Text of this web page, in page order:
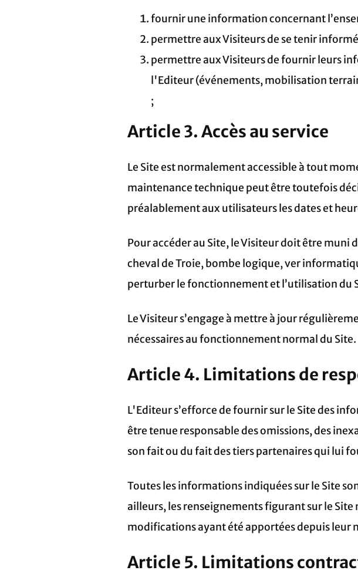
fournir une information concernant
permettre aux Visiteurs de se tenir
permettre aux Visiteurs de fournir leurs
l'Editeur (événements, mobilisation
;
Article 3. Accès au service
Le Site est normalement accessible à tout
maintenance technique peut être toutefois
préalablement aux utilisateurs les dates et
Pour accéder au Site, le Visiteur doit être
cheval de Troie, bombe logique, ver
perturber le fonctionnement et l’utilisation du
Le Visiteur s’engage à mettre à jour
nécessaires au fonctionnement normal du Site.
Article 4. Limitations de
L'Editeur s’efforce de fournir sur le Site des
être tenue responsable des omissions, des
son fait ou du fait des tiers partenaires qui lui
Toutes les informations indiquées sur le Site
ailleurs, les renseignements figurant sur le Site
modifications ayant été apportées depuis leur
Article 5. Limitations